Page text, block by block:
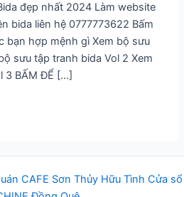
đẹp nhất 2024 Làm website
bida liên hệ 0777773622 Bấm
bạn hợp mệnh gì Xem bộ sưu
sưu tập tranh bida Vol 2 Xem
3 BẤM ĐỂ […]
uán CAFE Sơn Thủy Hữu Tình Cửa sổ